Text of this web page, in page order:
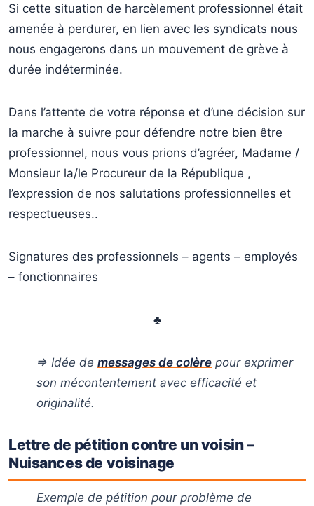
Si cette situation de harcèlement professionnel était
amenée à perdurer, en lien avec les syndicats nous
nous engagerons dans un mouvement de grève à
durée indéterminée.
Dans l’attente de votre réponse et d’une décision sur
la marche à suivre pour défendre notre bien être
professionnel, nous vous prions d’agréer, Madame /
Monsieur la/le Procureur de la République ,
l’expression de nos salutations professionnelles et
respectueuses..
Signatures des professionnels – agents – employés
– fonctionnaires
♣
⇒ Idée de messages de colère pour exprimer
son mécontentement avec efficacité et
originalité.
Lettre de pétition contre un voisin –
Nuisances de voisinage
Exemple de pétition pour problème de